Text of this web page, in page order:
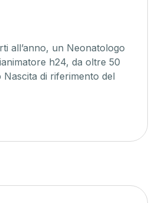
all’anno, un Neonatologo
h24, da oltre 50
di riferimento del